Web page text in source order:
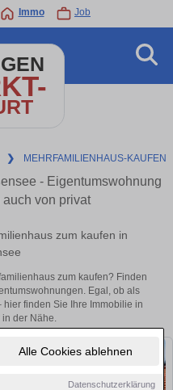
Alle Cookies ablehnen
Datenschutzerklärung
Immo Job
❯ MEHRFAMILIENHAUS-KAUFEN
- Eigentumswohnung
von privat
zum kaufen in
zum kaufen? Finden
Egal, ob als
finden Sie Ihre Immobilie in
der Nähe.